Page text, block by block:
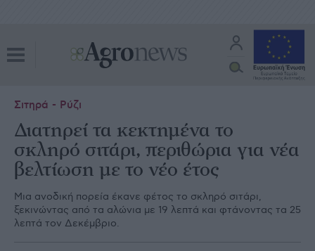
Σιτηρά - Ρύζι
Διατηρεί τα κεκτημένα το
σκληρό σιτάρι, περιθώρια για νέα
βελτίωση µε το νέο έτος
Μια ανοδική πορεία έκανε φέτος το σκληρό σιτάρι,
ξεκινώντας από τα αλώνια µε 19 λεπτά και φτάνοντας τα 25
λεπτά τον ∆εκέµβριο.